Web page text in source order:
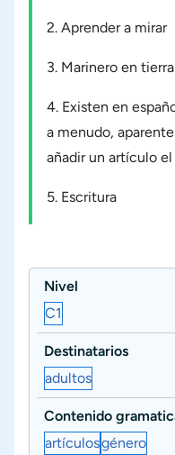
2. Aprender a mirar
3. Marinero en tierra
4. Existen en
a menudo,
añadir un artículo el
5. Escritura
Nivel
C1
Destinatarios
adultos
Contenido
artículosgénero